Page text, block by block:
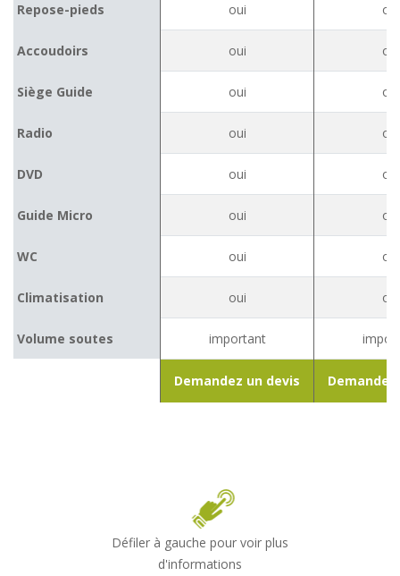
Repose-pieds oui oui
Accoudoirs oui oui
Siège Guide oui oui
Radio oui oui
DVD oui oui
Guide Micro oui oui
WC oui oui
Climatisation oui oui
Volume soutes important
Demandez un devis
Défiler à gauche pour voir plus
d'informations